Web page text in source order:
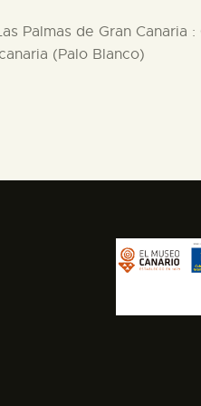
Palmas de Gran Canaria
(Palo Blanco)